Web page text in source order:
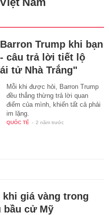
Trump khi bạn
câu trả lời tiết lộ
tử Nhà Trắng"
Mỗi khi được hỏi, Barron Trump
đều thẳng thừng trả lời quan
điểm của mình, khiến tất cả phải
im lặng.
QUỐC TẾ - 2 năm trước
khi giá vàng trong
bầu cử Mỹ